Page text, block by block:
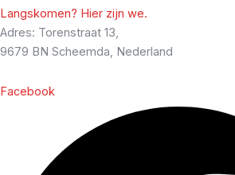
Langskomen? Hier zijn we.
Adres: Torenstraat 13,
9679 BN Scheemda, Nederland
Facebook